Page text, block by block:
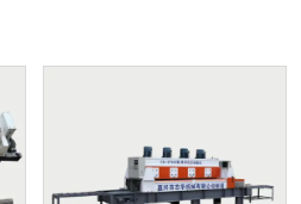
自动条纹机